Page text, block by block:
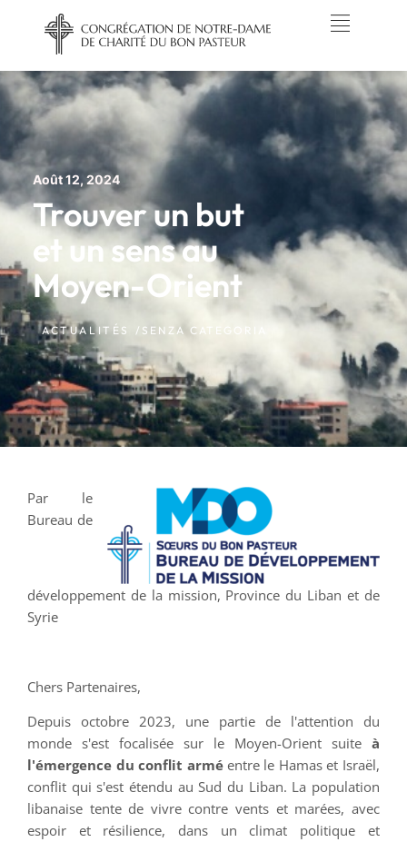
Août 12, 2024
Trouver un but
et un sens au
Moyen-Orient
ACTUALITÉS / SENZA CATEGORIA
Par le
Bureau de
développement de la mission, Province du Liban et de
Syrie
Chers Partenaires,
Depuis octobre 2023, une partie de l'attention du
monde s'est focalisée sur le Moyen-Orient suite à
l'émergence du conflit arméentre le Hamas et Israël,
conflit qui s'est étendu au Sud du Liban. La population
libanaise tente de vivre contre vents et marées, avec
espoir et résilience, dans un climat politique et